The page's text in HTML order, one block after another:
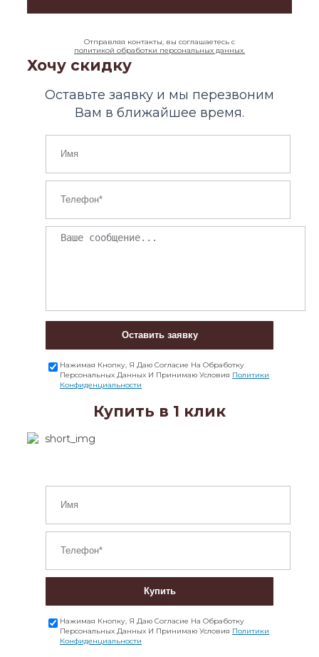
Отправляя контакты, вы соглашаетесь с
политикой обработки персональных данных.
Хочу скидку
Оставьте заявку и мы перезвоним
Вам в ближайшее время.
Оставить заявку
Нажимая Кнопку, Я Даю Согласие На Обработку
Персональных Данных И Принимаю Условия Политики
Конфиденциальности
Купить в 1 клик
Купить
Нажимая Кнопку, Я Даю Согласие На Обработку
Персональных Данных И Принимаю Условия Политики
Конфиденциальности